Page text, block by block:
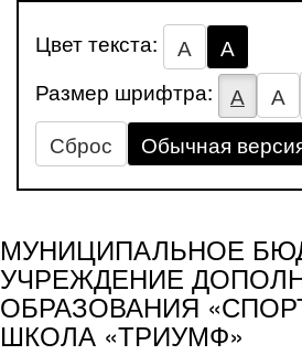
Цвет текста: А
А
Размер шрифтра:
А А
Сброс
Обычная
МУНИЦИПАЛЬНОЕ
УЧРЕЖДЕНИЕ
ОБРАЗОВАНИЯ
ШКОЛА «ТРИУМФ»